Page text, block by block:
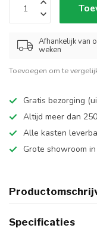
Afhankelijk van
weken
Toevoegen om te
Gratis bezorging
Altijd meer dan
Alle kasten
Grote showroom
Specificaties